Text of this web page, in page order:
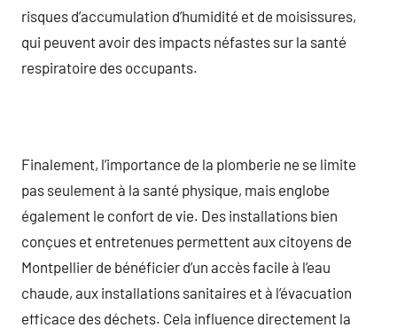
risques d’accumulation d’humidité et de moisissures,
qui peuvent avoir des impacts néfastes sur la santé
respiratoire des occupants.
Finalement, l’importance de la plomberie ne se limite
pas seulement à la santé physique, mais englobe
également le confort de vie. Des installations bien
conçues et entretenues permettent aux citoyens de
Montpellier de bénéficier d’un accès facile à l’eau
chaude, aux installations sanitaires et à l’évacuation
efficace des déchets. Cela influence directement la